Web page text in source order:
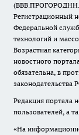
Регистрационный
Федеральной
технологий и
Возрастная
новостного
обязательна, в
законодательства
Редакция портала
пользователей, а
«На